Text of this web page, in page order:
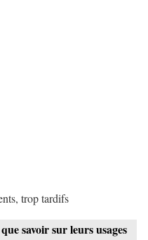
trop tardifs
savoir sur leurs usages